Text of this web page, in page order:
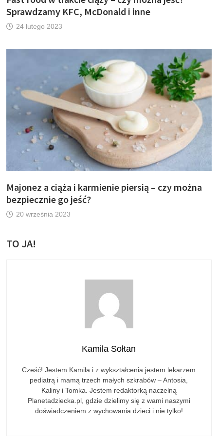
Sprawdzamy KFC, McDonald i inne
24 lutego 2023
Majonez a ciąża i karmienie piersią – czy można
bezpiecznie go jeść?
20 września 2023
TO JA!
Kamila Sołtan
Cześć! Jestem Kamila i z wykształcenia jestem lekarzem
pediatrą i mamą trzech małych szkrabów – Antosia,
Kaliny i Tomka. Jestem redaktorką naczelną
Planetadziecka.pl, gdzie dzielimy się z wami naszymi
doświadczeniem z wychowania dzieci i nie tylko!